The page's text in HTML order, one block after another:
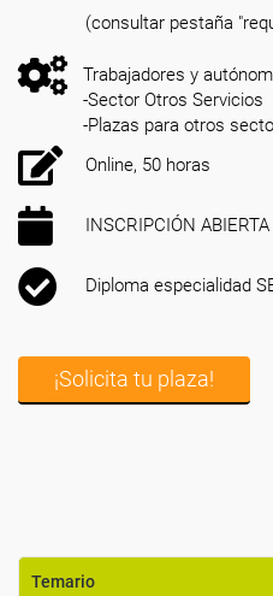
(consultar pestaña
Trabajadores y
-Sector Otros Servicios
-Plazas para otros
Online, 50 horas
INSCRIPCIÓN ABIERTA
Diploma especialidad
¡Solicita tu plaza!
Temario